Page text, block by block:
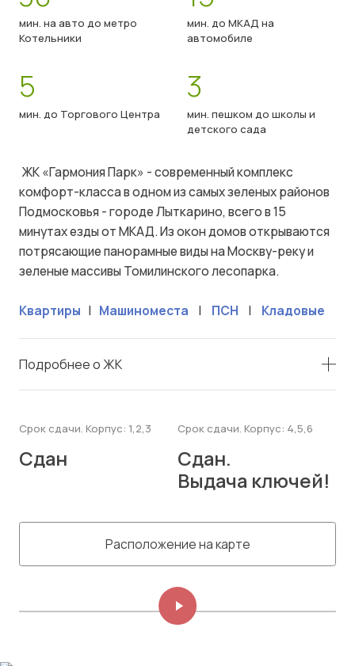
мин. на авто до метро
Котельники
мин. до МКАД на
автомобиле
5
мин. до Торгового Центра
3
мин. пешком до школы и
детского сада
ЖК «Гармония Парк» - современный комплекс
комфорт-класса в одном из самых зеленых районов
Подмосковья - городе Лыткарино, всего в 15
минутах езды от МКАД. Из окон домов открываются
потрясающие панорамные виды на Москву-реку и
зеленые массивы Томилинского лесопарка.
Квартиры | Машиноместа | ПСН | Кладовые
Подробнее о ЖК
Срок сдачи. Корпус: 1,2,3
Сдан
Срок сдачи. Корпус: 4,5,6
Сдан.
Выдача ключей!
Расположение на карте